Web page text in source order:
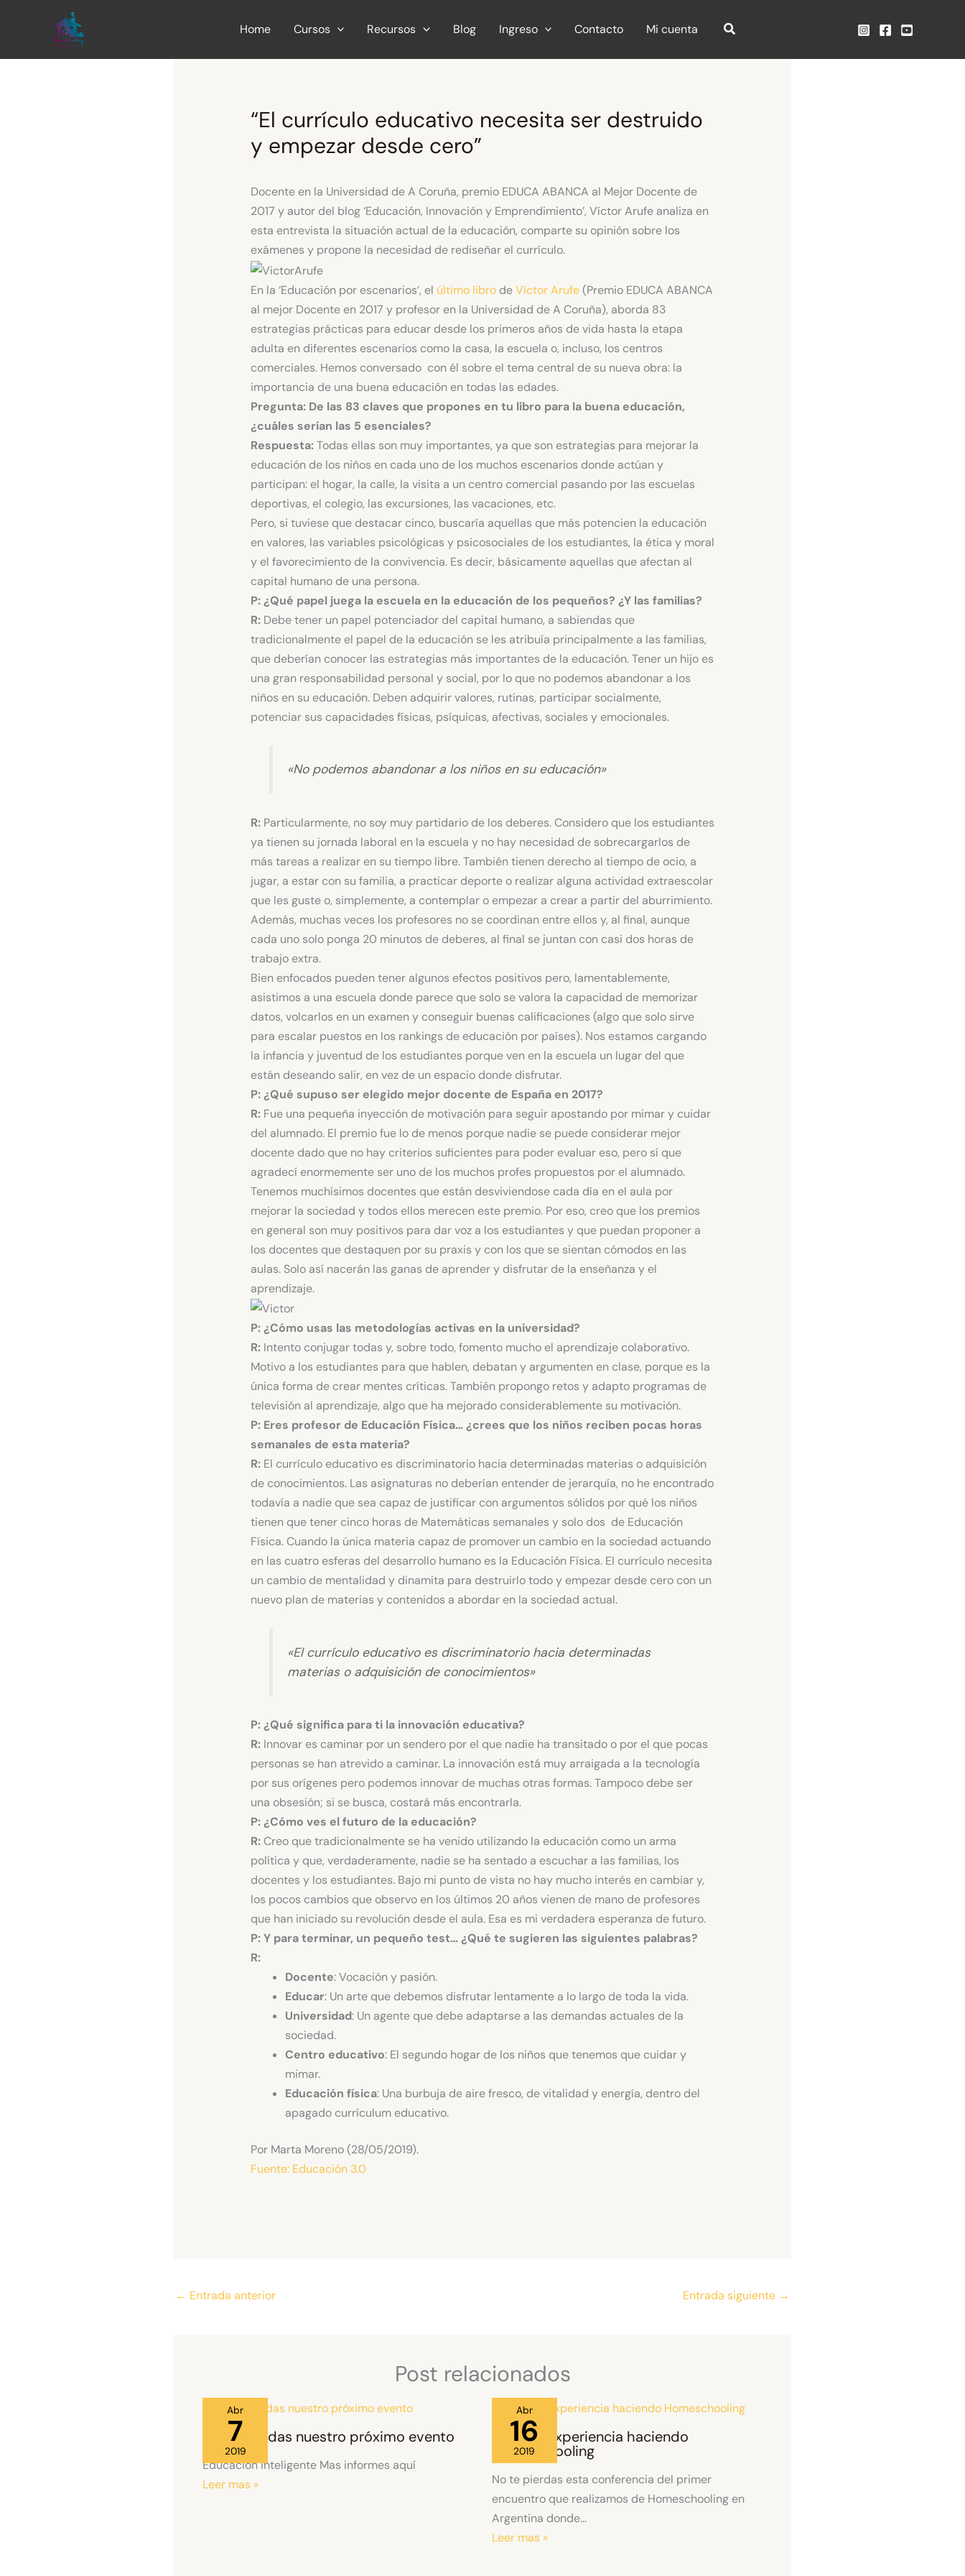
Home Cursos Recursos Blog Ingreso Contacto Mi cuenta
“El currículo educativo necesita ser destruido
y empezar desde cero”
Docente en la Universidad de A Coruña, premio EDUCA ABANCA al Mejor Docente de
2017 y autor del blog ‘Educación, Innovación y Emprendimiento’, Víctor Arufe analiza en
esta entrevista la situación actual de la educación, comparte su opinión sobre los
exámenes y propone la necesidad de rediseñar el currículo.
En la ‘Educación por escenarios’, el último librodeVíctor Arufe(Premio EDUCA ABANCA
al mejor Docente en 2017 y profesor en la Universidad de A Coruña), aborda 83
estrategias prácticas para educar desde los primeros años de vida hasta la etapa
adulta en diferentes escenarios como la casa, la escuela o, incluso, los centros
comerciales. Hemos conversado con él sobre el tema central de su nueva obra: la
importancia de una buena educación en todas las edades.
Pregunta: De las 83 claves que propones en tu libro para la buena educación,
¿cuáles serían las 5 esenciales?
Respuesta:Todas ellas son muy importantes, ya que son estrategias para mejorar la
educación de los niños en cada uno de los muchos escenarios donde actúan y
participan: el hogar, la calle, la visita a un centro comercial pasando por las escuelas
deportivas, el colegio, las excursiones, las vacaciones, etc.
Pero, si tuviese que destacar cinco, buscaría aquellas que más potencien la educación
en valores, las variables psicológicas y psicosociales de los estudiantes, la ética y moral
y el favorecimiento de la convivencia. Es decir, básicamente aquellas que afectan al
capital humano de una persona.
P: ¿Qué papel juega la escuela en la educación de los pequeños? ¿Y las familias?
R:Debe tener un papel potenciador del capital humano, a sabiendas que
tradicionalmente el papel de la educación se les atribuía principalmente a las familias,
que deberían conocer las estrategias más importantes de la educación. Tener un hijo es
una gran responsabilidad personal y social, por lo que no podemos abandonar a los
niños en su educación. Deben adquirir valores, rutinas, participar socialmente,
potenciar sus capacidades físicas, psíquicas, afectivas, sociales y emocionales.
«No podemos abandonar a los niños en su educación»
R:Particularmente, no soy muy partidario de los deberes. Considero que los estudiantes
ya tienen su jornada laboral en la escuela y no hay necesidad de sobrecargarlos de
más tareas a realizar en su tiempo libre. También tienen derecho al tiempo de ocio, a
jugar, a estar con su familia, a practicar deporte o realizar alguna actividad extraescolar
que les guste o, simplemente, a contemplar o empezar a crear a partir del aburrimiento.
Además, muchas veces los profesores no se coordinan entre ellos y, al final, aunque
cada uno solo ponga 20 minutos de deberes, al final se juntan con casi dos horas de
trabajo extra.
Bien enfocados pueden tener algunos efectos positivos pero, lamentablemente,
asistimos a una escuela donde parece que solo se valora la capacidad de memorizar
datos, volcarlos en un examen y conseguir buenas calificaciones (algo que solo sirve
para escalar puestos en los rankings de educación por países). Nos estamos cargando
la infancia y juventud de los estudiantes porque ven en la escuela un lugar del que
están deseando salir, en vez de un espacio donde disfrutar.
P: ¿Qué supuso ser elegido mejor docente de España en 2017?
R:Fue una pequeña inyección de motivación para seguir apostando por mimar y cuidar
del alumnado. El premio fue lo de menos porque nadie se puede considerar mejor
docente dado que no hay criterios suficientes para poder evaluar eso, pero sí que
agradecí enormemente ser uno de los muchos profes propuestos por el alumnado.
Tenemos muchísimos docentes que están desviviendose cada día en el aula por
mejorar la sociedad y todos ellos merecen este premio. Por eso, creo que los premios
en general son muy positivos para dar voz a los estudiantes y que puedan proponer a
los docentes que destaquen por su praxis y con los que se sientan cómodos en las
aulas. Solo así nacerán las ganas de aprender y disfrutar de la enseñanza y el
aprendizaje.
P: ¿Cómo usas las metodologías activas en la universidad?
R:Intento conjugar todas y, sobre todo, fomento mucho el aprendizaje colaborativo.
Motivo a los estudiantes para que hablen, debatan y argumenten en clase, porque es la
única forma de crear mentes críticas. También propongo retos y adapto programas de
televisión al aprendizaje, algo que ha mejorado considerablemente su motivación.
P: Eres profesor de Educación Física… ¿crees que los niños reciben pocas horas
semanales de esta materia?
R:El currículo educativo es discriminatorio hacia determinadas materias o adquisición
de conocimientos. Las asignaturas no deberían entender de jerarquía, no he encontrado
todavía a nadie que sea capaz de justificar con argumentos sólidos por qué los niños
tienen que tener cinco horas de Matemáticas semanales y solo dos de Educación
Física. Cuando la única materia capaz de promover un cambio en la sociedad actuando
en las cuatro esferas del desarrollo humano es la Educación Física. El currículo necesita
un cambio de mentalidad y dinamita para destruirlo todo y empezar desde cero con un
nuevo plan de materias y contenidos a abordar en la sociedad actual.
«El currículo educativo es discriminatorio hacia determinadas
materias o adquisición de conocimientos»
P: ¿Qué significa para ti la innovación educativa?
R:Innovar es caminar por un sendero por el que nadie ha transitado o por el que pocas
personas se han atrevido a caminar. La innovación está muy arraigada a la tecnología
por sus orígenes pero podemos innovar de muchas otras formas. Tampoco debe ser
una obsesión; si se busca, costará más encontrarla.
P: ¿Cómo ves el futuro de la educación?
R:Creo que tradicionalmente se ha venido utilizando la educación como un arma
política y que, verdaderamente, nadie se ha sentado a escuchar a las familias, los
docentes y los estudiantes. Bajo mi punto de vista no hay mucho interés en cambiar y,
los pocos cambios que observo en los últimos 20 años vienen de mano de profesores
que han iniciado su revolución desde el aula. Esa es mi verdadera esperanza de futuro.
P: Y para terminar, un pequeño test… ¿Qué te sugieren las siguientes palabras?
R:
Docente: Vocación y pasión.
Educar: Un arte que debemos disfrutar lentamente a lo largo de toda la vida.
Universidad: Un agente que debe adaptarse a las demandas actuales de la
sociedad.
Centro educativo: El segundo hogar de los niños que tenemos que cuidar y
mimar.
Educación física: Una burbuja de aire fresco, de vitalidad y energía, dentro del
apagado currículum educativo.
Por Marta Moreno (28/05/2019).
Fuente: Educación 3.0
← Entrada anterior Entrada siguiente →
Post relacionados
Abr
7
2019
No te pierdas nuestro próximo evento
Educación Inteligente Mas informes aquí
Leer mas »
Abr
16
2019
Nuestra Experiencia haciendo
Homeschooling
No te pierdas esta conferencia del primer
encuentro que realizamos de Homeschooling en
Argentina donde…
Leer mas »